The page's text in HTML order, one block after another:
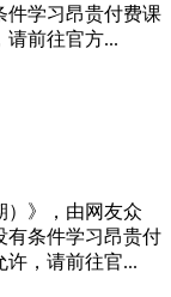
件学习昂贵付费课
请前往官方...
）》，由网友众
有条件学习昂贵付
许，请前往官...